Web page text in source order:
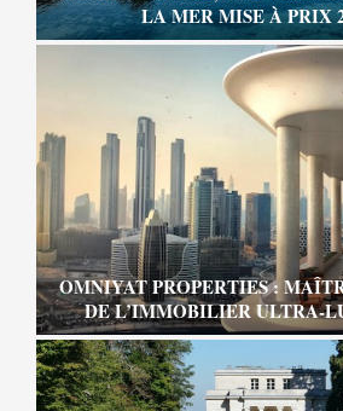
LA MER MISE À PRIX
OMNIYAT PROPERTIES :
DE L’IMMOBILIER ULTRA-